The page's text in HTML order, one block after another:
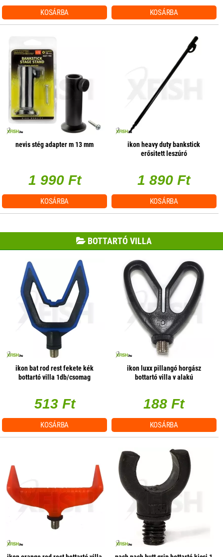
KOSÁRBA KOSÁRBA
nevis stég adapter m 13 mm
1 990 Ft
KOSÁRBA
ikon heavy duty bankstick
erősitett leszúró
1 890 Ft
KOSÁRBA
BOTTARTÓ VILLA
ikon bat rod rest fekete kék
bottartó villa 1db/csomag
513 Ft
KOSÁRBA
ikon luxx pillangó horgász
bottartó villa v alakú
188 Ft
KOSÁRBA